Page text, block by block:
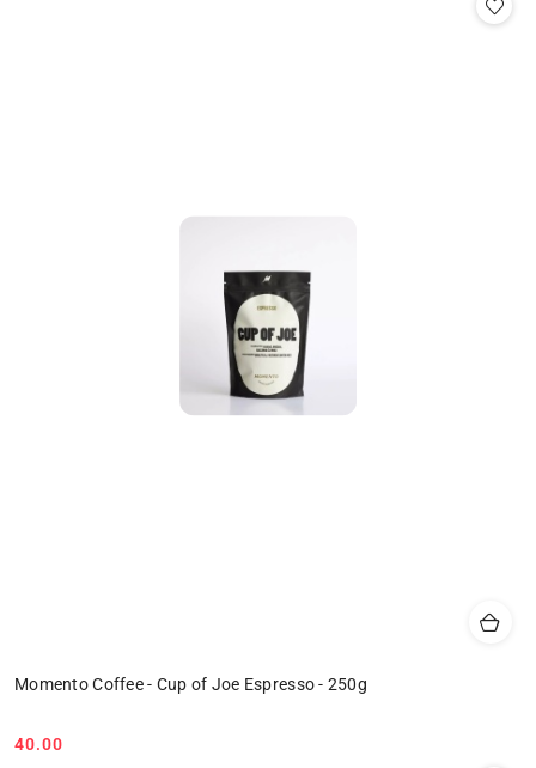
Momento Coffee - Cup of Joe Espresso - 250g
Cena:
40.00